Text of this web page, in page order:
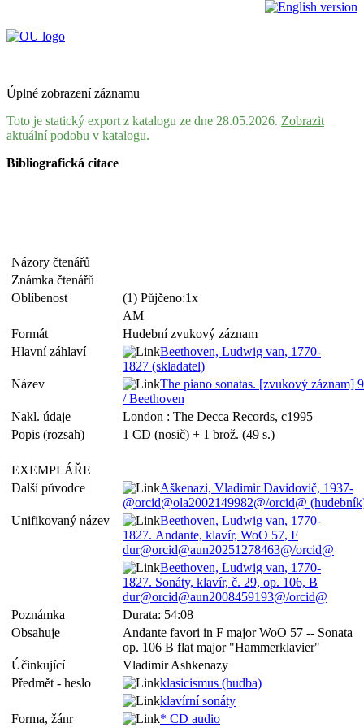
Úplné zobrazení záznamu
Toto je statický export z katalogu ze dne 28.05.2026. Zobrazit
aktuální podobu v katalogu.
Bibliografická citace
Názory čtenářů
Známka čtenářů
Oblíbenost
(1) Půjčeno:1x
AM
Formát
Hudební zvukový záznam
Hlavní záhlaví
Beethoven, Ludwig van, 1770-
1827 (skladatel)
Název
The piano sonatas. [zvukový záznam] 9
/ Beethoven
Nakl. údaje
London : The Decca Records, c1995
Popis (rozsah)
1 CD (nosič) + 1 brož. (49 s.)
EXEMPLÁŘE
Další původce
Aškenazi, Vladimir Davidovič, 1937-
@orcid@ola2002149982@/orcid@
Unifikovaný název
Beethoven, Ludwig van, 1770-
1827. Andante, klavír, WoO 57, F
dur@orcid@aun20251278463@/orcid@
Beethoven, Ludwig van, 1770-
1827. Sonáty, klavír, č. 29, op. 106, B
dur@orcid@aun2008459193@/orcid@
Poznámka
Durata: 54:08
Obsahuje
Andante favori in F major WoO 57 -- Sonata
op. 106 B flat major "Hammerklavier"
Účinkující
Vladimir Ashkenazy
Předmět - heslo
klasicismus (hudba)
klavírní sonáty
Forma, žánr
* CD audio